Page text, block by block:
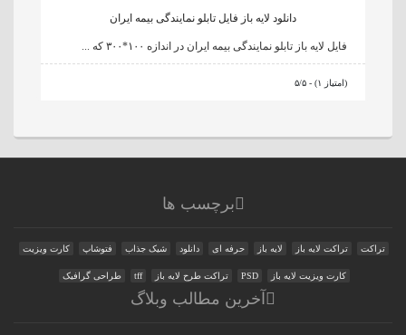
دانلود لایه باز فایل تابلو نمایندگی بیمه ایران
فایل لایه باز تابلو نمایندگی بیمه ایران در اندازه ۱۰۰*۳۰۰ که ...
۵/۵ - (۱ امتیاز)
برچسب ها
تراکت تراکت لایه باز لایه باز حرفه ای دانلود شیک جذاب فتوشاپ کارت ویزیت
کارت ویزیت لایه باز PSD تراکت طرح لایه باز tff طراحی گرافیک
آخرین مطالب وبلاگ